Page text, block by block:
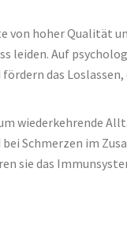
hoher Qualität
Auf
das
Schmerzen im
das